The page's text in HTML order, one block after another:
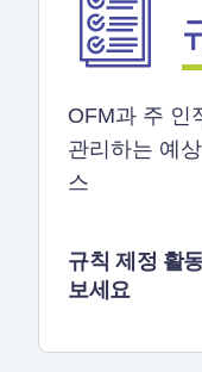
OFM과 주 인
관리하는 예
스
규칙 제정 활
보세요